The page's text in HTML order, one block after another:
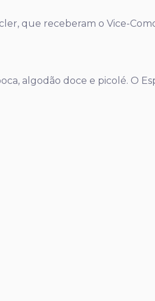
que receberam o Vice-
algodão doce e picolé. O